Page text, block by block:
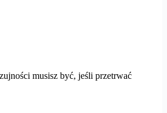
musisz być, jeśli przetrwać